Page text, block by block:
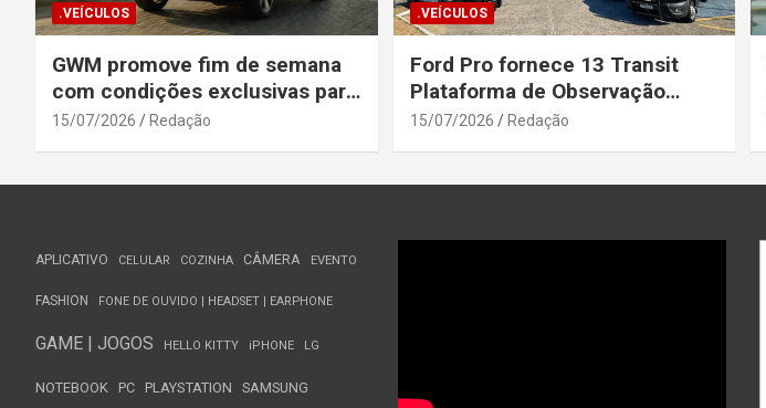
.VEÍCULOS
GWM promove fim de semana
com condições exclusivas para
o Wey 07
15/07/2026 Redação
.VEÍCULOS
Ford Pro fornece 13 Transit
Plataforma de Observação
Elevada para a Secretaria de
15/07/2026 Redação
APLICATIVO CELULAR COZINHA CÂMERA EVENTO
FASHION FONE DE OUVIDO | HEADSET | EARPHONE
GAME | JOGOS HELLO KITTY iPHONE LG
NOTEBOOK PC PLAYSTATION SAMSUNG